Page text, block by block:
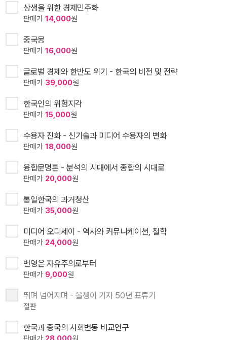
상생을 위한 경제민주화
판매가 14,000원
중국몽
판매가 16,000원
글로벌 경제와 한반도 위기 - 한국의 비전 및 전략
판매가 39,000원
한국인의 위험지각
판매가 15,000원
수용자 진화 - 신기술과 미디어 수용자의 변화
판매가 18,000원
융합문명론 - 분석의 시대에서 종합의 시대로
판매가 20,000원
통일한국의 과거청산
판매가 35,000원
미디어 오디세이 - 역사와 커뮤니케이션, 철학
판매가 24,000원
번영은 자유주의로부터
판매가 9,000원
뛰며 넘어지며 - 올챙이 기자 50년 표류기
절판
한국과 중국의 사회변동 비교연구